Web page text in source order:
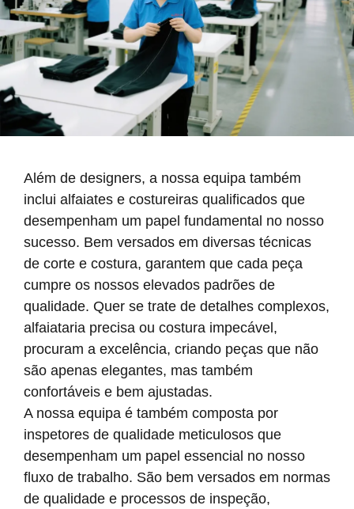
Além de designers, a nossa equipa também
inclui alfaiates e costureiras qualificados que
desempenham um papel fundamental no nosso
sucesso. Bem versados em diversas técnicas
de corte e costura, garantem que cada peça
cumpre os nossos elevados padrões de
qualidade. Quer se trate de detalhes complexos,
alfaiataria precisa ou costura impecável,
procuram a excelência, criando peças que não
são apenas elegantes, mas também
confortáveis e bem ajustadas.
A nossa equipa é também composta por
inspetores de qualidade meticulosos que
desempenham um papel essencial no nosso
fluxo de trabalho. São bem versados em normas
de qualidade e processos de inspeção,